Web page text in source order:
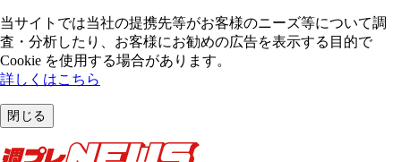
当サイトでは当社の提携先等がお客様のニーズ等について調
査・分析したり、お客様にお勧めの広告を表⽰する⽬的で
Cookie を使⽤する場合があります。
詳しくはこちら
閉じる